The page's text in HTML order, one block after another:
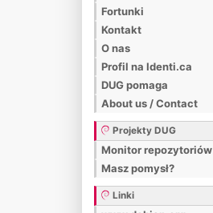
Fortunki
Kontakt
O nas
Profil na Identi.ca
DUG pomaga
About us / Contact
Projekty DUG
Monitor repozytoriów
Masz pomysł?
Linki